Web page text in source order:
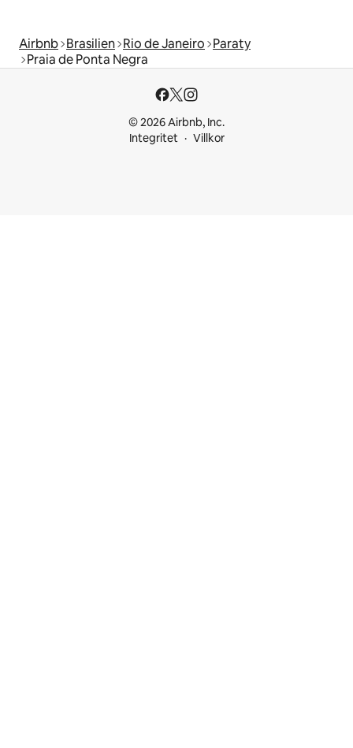
Airbnb Brasilien Rio de Janeiro Paraty
Praia de Ponta Negra
© 2026 Airbnb, Inc.
Integritet
Villkor